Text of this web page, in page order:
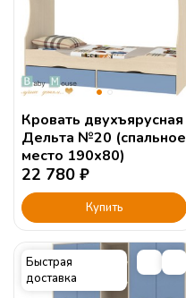
Кровать двухъярусная
Дельта №20 (спальное
место 190х80)
22 780 ₽
Купить
Быстрая
доставка